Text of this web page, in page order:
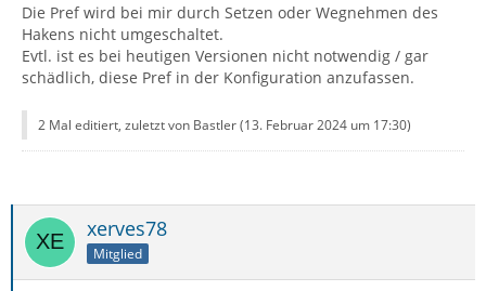
Die Pref wird bei mir durch Setzen oder Wegnehmen des
Hakens nicht umgeschaltet.
Evtl. ist es bei heutigen Versionen nicht notwendig / gar
schädlich, diese Pref in der Konfiguration anzufassen.
2 Mal editiert, zuletzt von Bastler (13. Februar 2024 um 17:30)
xerves78
Mitglied